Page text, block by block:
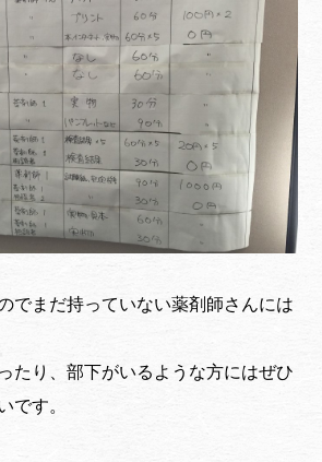
でまだ持っていない薬剤師さんには
たり、部下がいるような方にはぜひ
です。